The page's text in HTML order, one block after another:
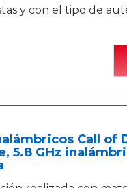
y con el tipo de
Call of
5.8 GHz